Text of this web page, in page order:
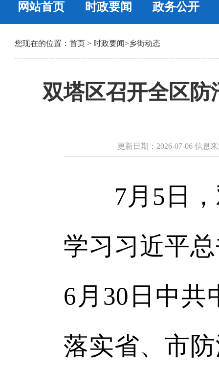
网站首页 时政要闻 政务公开
您现在的位置： 首页 > 时政要闻>乡街动态
双塔区召开全区防
更新日期：2026-07-06 信息
7月5日，
学习习近平
6月30日中共
落实省、市